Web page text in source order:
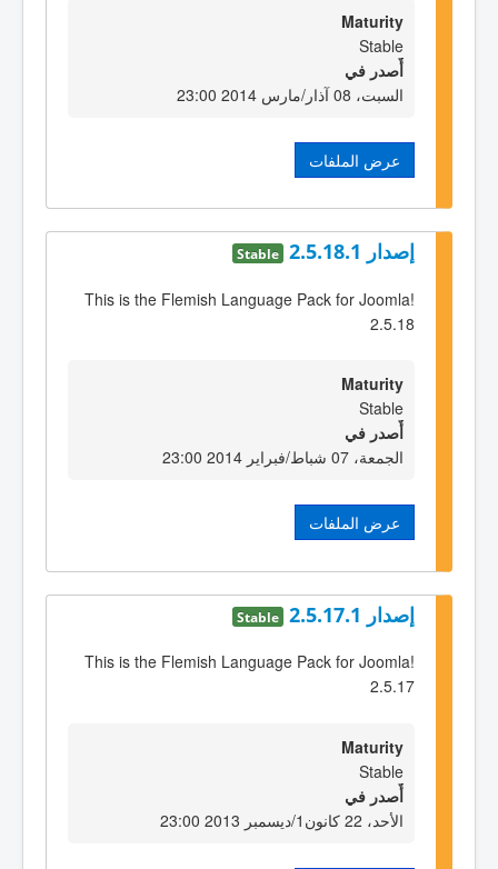
Maturity
Stable
أٌصدر في
السبت، 08 آذار/مارس 2014 23:00
عرض الملفات
إصدار 2.5.18.1 Stable
This is the Flemish Language Pack for Joomla!
2.5.18
Maturity
Stable
أٌصدر في
الجمعة، 07 شباط/فبراير 2014 23:00
عرض الملفات
إصدار 2.5.17.1 Stable
This is the Flemish Language Pack for Joomla!
2.5.17
Maturity
Stable
أٌصدر في
الأحد، 22 كانون1/ديسمبر 2013 23:00